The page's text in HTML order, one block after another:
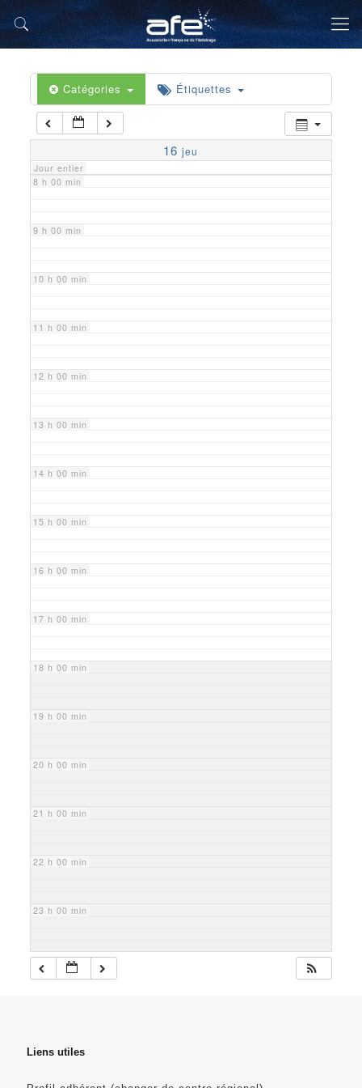
Catégories Étiquettes
16 jeu
Jour entier
5 h 00 min
6 h 00 min
7 h 00 min
8 h 00 min
9 h 00 min
10 h 00 min
11 h 00 min
12 h 00 min
13 h 00 min
14 h 00 min
15 h 00 min
16 h 00 min
17 h 00 min
18 h 00 min
19 h 00 min
20 h 00 min
21 h 00 min
22 h 00 min
23 h 00 min
Liens utiles